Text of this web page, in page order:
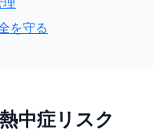
を守る
中症リスク